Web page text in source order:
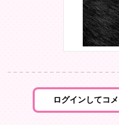
ログインしてコ